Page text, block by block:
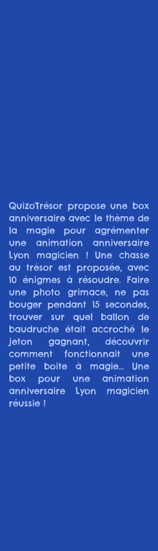
QuizoTrésor propose une box
anniversaire avec le thème de
la magie pour agrémenter
une animation anniversaire
Lyon magicien ! Une chasse
au trésor est proposée, avec
10 énigmes à résoudre. Faire
une photo grimace, ne pas
bouger pendant 15 secondes,
trouver sur quel ballon de
baudruche était accroché le
jeton gagnant, découvrir
comment fonctionnait une
petite boite à magie… Une
box pour une animation
anniversaire Lyon magicien
réussie !